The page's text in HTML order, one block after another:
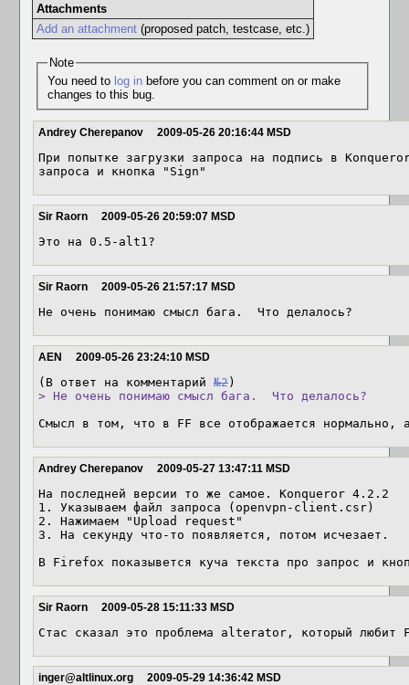
Attachments
Add an attachment(proposed patch, testcase, etc.)
Note
You need to log inbefore you can comment on or make
changes to this bug.
Andrey Cherepanov 2009-05-26 20:16:44 MSD
При попытке загрузки запроса на подпись в
запроса и кнопка "Sign"
Sir Raorn 2009-05-26 20:59:07 MSD
Это на 0.5-alt1?
Sir Raorn 2009-05-26 21:57:17 MSD
Не очень понимаю смысл бага.  Что делалось?
AEN 2009-05-26 23:24:10 MSD
(В ответ на комментарий №2
> Не очень понимаю смысл бага.  Что делалось?
Смысл в том, что в FF все отображается
Andrey Cherepanov 2009-05-27 13:47:11 MSD
На последней версии то же самое. Konqueror 4.2.2
1. Указываем файл запроса (openvpn-client.csr)
2. Нажимаем "Upload request"
3. На секунду что-то появляется, потом исчезает.
В Firefox показывется куча текста про запрос и
Sir Raorn 2009-05-28 15:11:33 MSD
Стас сказал это проблема alterator, который любит
inger@altlinux.org 2009-05-29 14:36:42 MSD